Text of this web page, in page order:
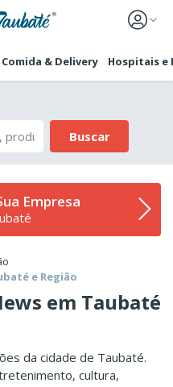
Comida & Delivery Hospitais e
Buscar
Empresa
e Região
em Taubaté
da cidade de Taubaté.
cultura,